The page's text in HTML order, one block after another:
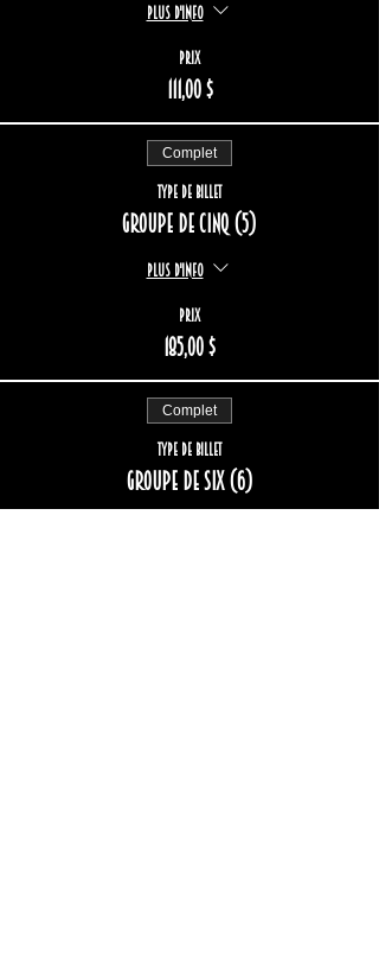
Plus d'info
Prix
111,00 $
Complet
Type de billet
Groupe de cinq (5)
Plus d'info
Prix
185,00 $
Complet
Type de billet
Groupe de six (6)